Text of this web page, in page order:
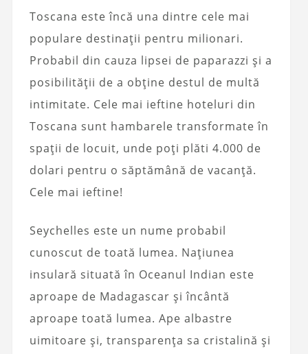
Toscana este încă una dintre cele mai
populare destinații pentru milionari.
Probabil din cauza lipsei de paparazzi și a
posibilității de a obține destul de multă
intimitate. Cele mai ieftine hoteluri din
Toscana sunt hambarele transformate în
spații de locuit, unde poți plăti 4.000 de
dolari pentru o săptămână de vacanță.
Cele mai ieftine!
Seychelles este un nume probabil
cunoscut de toată lumea. Națiunea
insulară situată în Oceanul Indian este
aproape de Madagascar și încântă
aproape toată lumea. Ape albastre
uimitoare și, transparența sa cristalină și